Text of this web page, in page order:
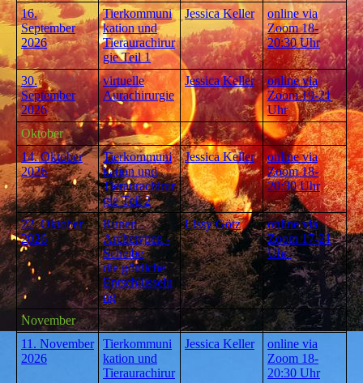
16.
September
2026
Tierkommuni
kation und
Tieraurachirur
gie Teil 1
Jessica Keller
online via
Zoom 18-
20:30 Uhr
30.
September
2026
virtuelle
Aurachirurgie
Jessica Keller
online via
Zoom 19-21
Uhr
Oktober
14. Oktober
2026
Tierkommuni
kation und
Tieraurachirur
gie Teil 2
Jessica Keller
online via
Zoom 18-
20:30 Uhr
22. Oktober
2026
Runen -
Archetypen -
Scheibe
die göttliche
Entschlüsselu
ng
Lissy Götz
online via
Zoom 17-21
Uhr
November
11. November
2026
Tierkommuni
kation und
Tieraurachirur
Jessica Keller
online via
Zoom 18-
20:30 Uhr